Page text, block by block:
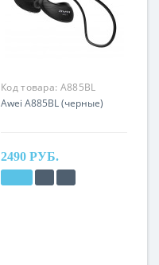
Код товара: A885BL
Awei A885BL (черные)
2490 РУБ.